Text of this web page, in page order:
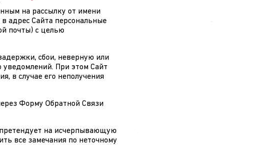
на рассылку от имени
адрес Сайта персональные
почты) с целью
сбои, неверную или
уведомлений. При этом Сайт
в случае его неполучения
Форму Обратной Связи
на исчерпывающую
все замечания по неточному